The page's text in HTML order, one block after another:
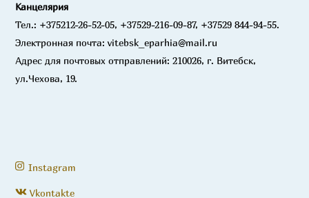
Канцелярия
Тел.: +375212-26-52-05, +37529-216-09-87, +37529 844-94-55.
Электронная почта: vitebsk_eparhia@mail.ru
Адрес для почтовых отправлений: 210026, г. Витебск,
ул.Чехова, 19.
Instagram
Vkontakte